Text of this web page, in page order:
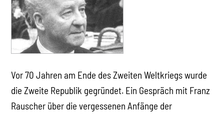
Vor 70 Jahren am Ende des Zweiten Weltkriegs wurde
die Zweite Republik gegründet. Ein Gespräch mit Franz
Rauscher über die vergessenen Anfänge der